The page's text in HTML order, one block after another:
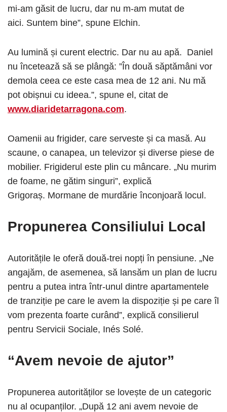
mi-am găsit de lucru, dar nu m-am mutat de
aici. Suntem bine”, spune Elchin.
Au lumină și curent electric. Dar nu au apă. Daniel
nu încetează să se plângă: ”În două săptămâni vor
demola ceea ce este casa mea de 12 ani. Nu mă
pot obișnui cu ideea.”, spune el, citat de
www.diaridetarragona.com.
Oamenii au frigider, care serveste și ca masă. Au
scaune, o canapea, un televizor și diverse piese de
mobilier. Frigiderul este plin cu mâncare. „Nu murim
de foame, ne gătim singuri”, explică
Grigoraș. Mormane de murdărie înconjoară locul.
Propunerea Consiliului Local
Autoritățile le oferă două-trei nopți în pensiune. „Ne
angajăm, de asemenea, să lansăm un plan de lucru
pentru a putea intra într-unul dintre apartamentele
de tranziție pe care le avem la dispoziție și pe care îl
vom prezenta foarte curând”, explică consilierul
pentru Servicii Sociale, Inés Solé.
“Avem nevoie de ajutor”
Propunerea autorităților se lovește de un categoric
nu al ocupanților. „După 12 ani avem nevoie de